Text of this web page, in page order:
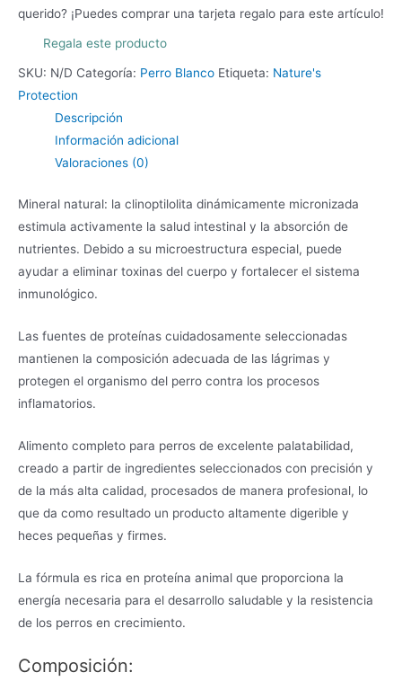
-
Toda
Raza
cantidad
querido? ¡Puedes comprar una tarjeta regalo para este artículo!
Regala este producto
SKU: N/D Categoría: Perro Blanco Etiqueta: Nature's
Protection
Descripción
Información adicional
Valoraciones (0)
Mineral natural: la clinoptilolita dinámicamente micronizada
estimula activamente la salud intestinal y la absorción de
nutrientes. Debido a su microestructura especial, puede
ayudar a eliminar toxinas del cuerpo y fortalecer el sistema
inmunológico.
Las fuentes de proteínas cuidadosamente seleccionadas
mantienen la composición adecuada de las lágrimas y
protegen el organismo del perro contra los procesos
inflamatorios.
Alimento completo para perros de excelente palatabilidad,
creado a partir de ingredientes seleccionados con precisión y
de la más alta calidad, procesados ​​de manera profesional, lo
que da como resultado un producto altamente digerible y
heces pequeñas y firmes.
La fórmula es rica en proteína animal que proporciona la
energía necesaria para el desarrollo saludable y la resistencia
de los perros en crecimiento.
Composición: